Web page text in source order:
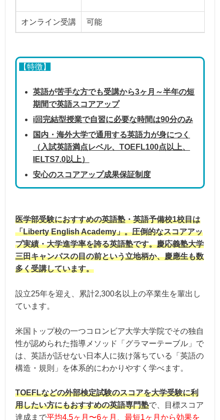
オンライン受講 可能
【特徴】
英語が苦手な方でも受講から3ヶ月～半年の短
期間で英語スコアアップ
i回完結型授業で自習に必要な時間は90分のみ
国内・海外大学で通用する英語力が身につく
（入試英語満点レベル、TOEFL100点以上、
IELTS7.0以上）
安心のスコアアップ成果保証制度
医学部受験におすすめの英語塾・英語予備校1校目は
「Liberty English Academy」。圧倒的なスコアアッ
プ実績・大学進学率を誇る英語塾です。慶応義塾大学
三田キャンパスの目の前という立地柄か、慶應生も数
多く受講しています。
設立25年を迎え、累計2,300名以上の卒業生を輩出し
ています。
米国トップ校の一つコロンビア大学大学院でその独自
性が認められた指導メソッド「グラマーテーブル」で
は、英語が話せない日本人に抜け落ちている「英語の
構造・規則」を体系的にわかりやすく学べます。
TOEFLなどの外部検定試験のスコアを大学受験に利
用したい方にもおすすめの英語専門塾で、目標スコア
達成まで平均4.5ヶ月〜6ヶ月、最短1ヶ月から効果を